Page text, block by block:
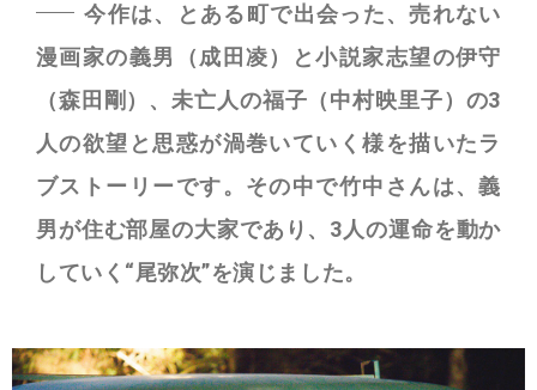
今作は、とある町で出会った、売れない
漫画家の義男（成田凌）と小説家志望の伊守
（森田剛）、未亡人の福子（中村映里子）の3
人の欲望と思惑が渦巻いていく様を描いたラ
ブストーリーです。その中で竹中さんは、義
男が住む部屋の大家であり、3人の運命を動か
していく“尾弥次”を演じました。